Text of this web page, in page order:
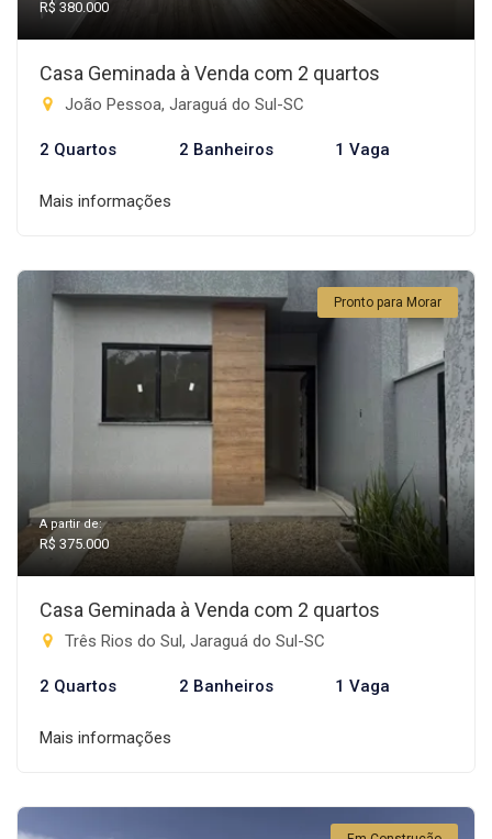
R$ 380.000
Casa Geminada à Venda com 2 quartos
João Pessoa, Jaraguá do Sul-SC
2 Quartos 2 Banheiros 1 Vaga
Mais informações
Pronto para Morar
A partir de:
R$ 375.000
Casa Geminada à Venda com 2 quartos
Três Rios do Sul, Jaraguá do Sul-SC
2 Quartos 2 Banheiros 1 Vaga
Mais informações